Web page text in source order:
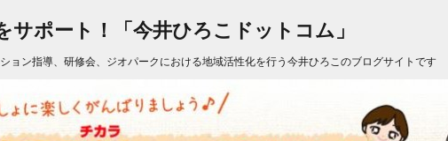
ポート！「今井ひろこドットコム」
ョン指導、研修会、ジオパークにおける地域活性化を行う今井ひろこのブログサイトです